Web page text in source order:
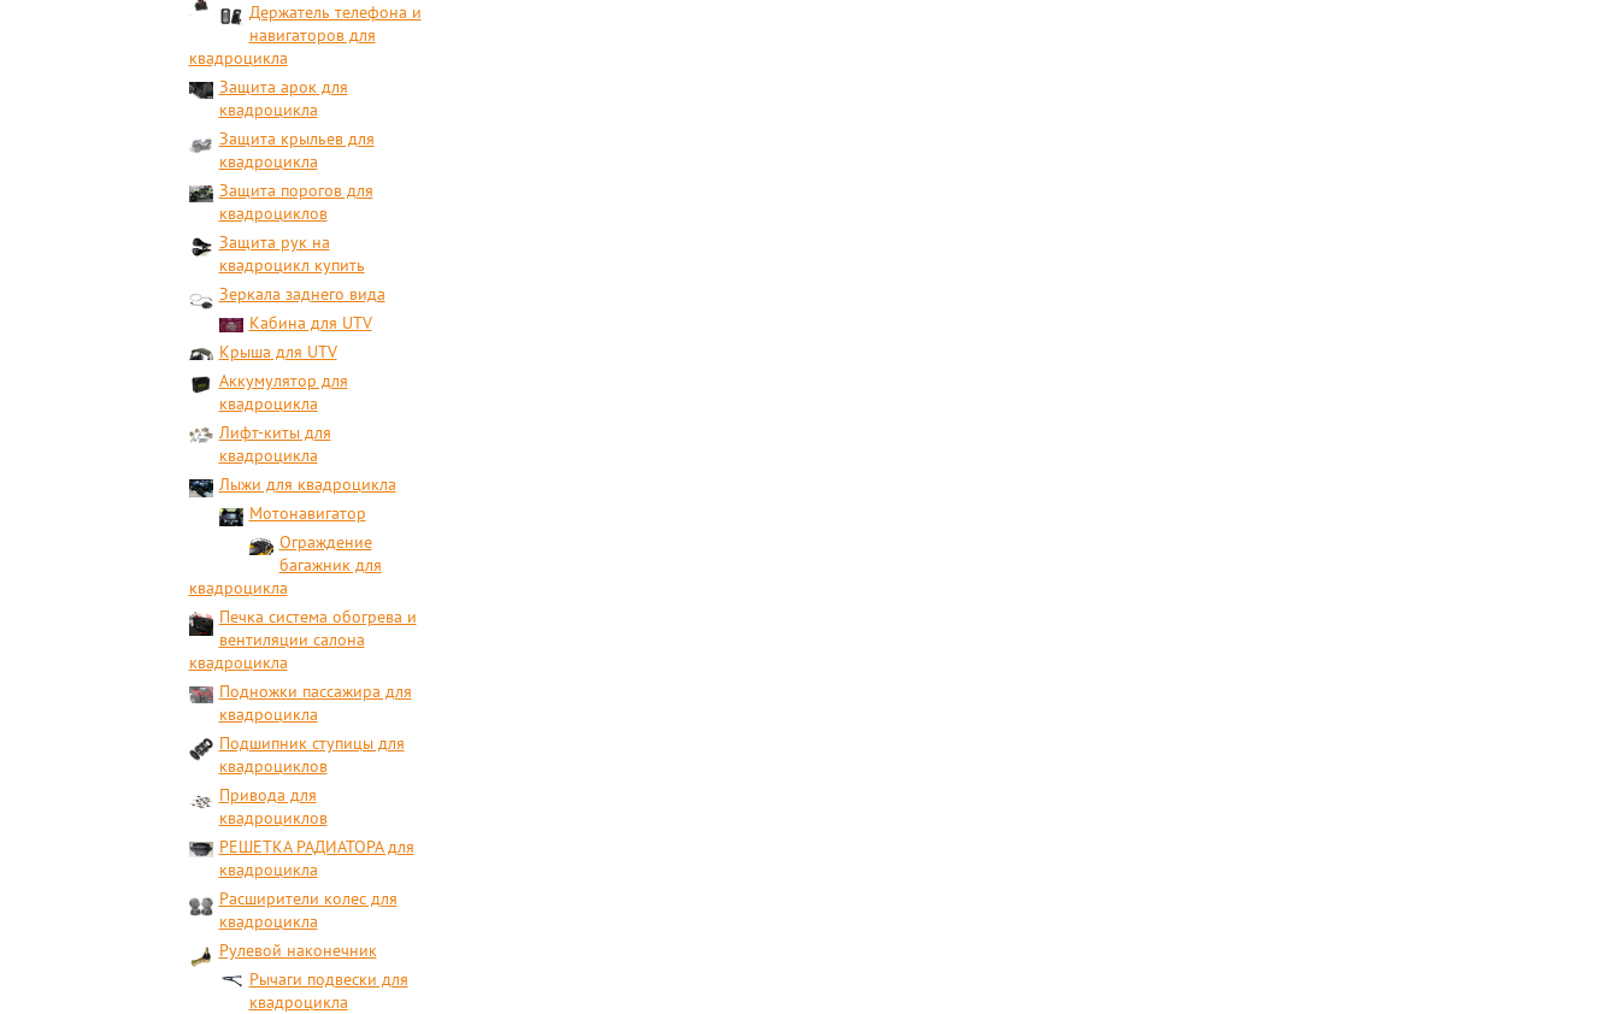
Держатель телефона и
навигаторов для
квадроцикла
Защита арок для
квадроцикла
Защита крыльев для
квадроцикла
Защита порогов для
квадроциклов
Защита рук на
квадроцикл купить
Зеркала заднего вида
Кабина для UTV
Крыша для UTV
Аккумулятор для
квадроцикла
Лифт-киты для
квадроцикла
Лыжи для квадроцикла
Мотонавигатор
Ограждение
багажник для
квадроцикла
Печка система обогрева и
вентиляции салона
квадроцикла
Подножки пассажира для
квадроцикла
Подшипник ступицы для
квадроциклов
Привода для
квадроциклов
РЕШЕТКА РАДИАТОРА для
квадроцикла
Расширители колес для
квадроцикла
Рулевой наконечник
Рычаги подвески для
квадроцикла